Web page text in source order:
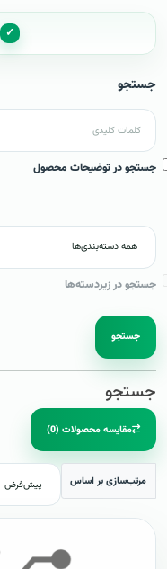
✓
جستجو
جستجو در توضیحات محصول
جستجو در زیردسته‌ها
جستجو
جستجو
مقایسه محصولات (0)
مرتب‌سازی بر اساس